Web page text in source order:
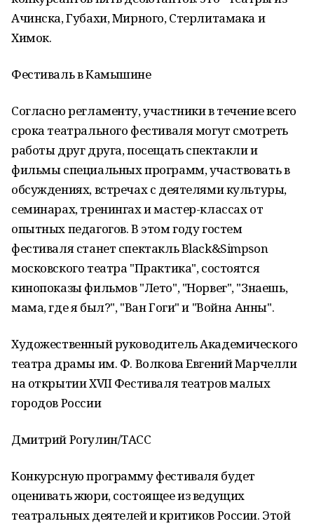
Ачинска, Губахи, Мирного, Стерлитамака и
Химок.
Фестиваль в Камышине
Согласно регламенту, участники в течение всего
срока театрального фестиваля могут смотреть
работы друг друга, посещать спектакли и
фильмы специальных программ, участвовать в
обсуждениях, встречах с деятелями культуры,
семинарах, тренингах и мастер-классах от
опытных педагогов. В этом году гостем
фестиваля станет спектакль Black&Simpson
московского театра "Практика", состоятся
кинопоказы фильмов "Лето", "Норвег", "Знаешь,
мама, где я был?", "Ван Гоги" и "Война Анны".
Художественный руководитель Академического
театра драмы им. Ф. Волкова Евгений Марчелли
на открытии XVII Фестиваля театров малых
городов России
Дмитрий Рогулин/ТАСС
Конкурсную программу фестиваля будет
оценивать жюри, состоящее из ведущих
театральных деятелей и критиков России. Этой